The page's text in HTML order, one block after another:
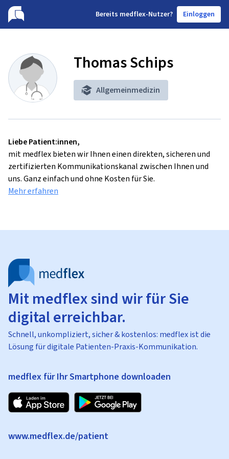
Bereits medflex-Nutzer? Einloggen
Thomas Schips
Allgemeinmedizin
Liebe Patient:innen,
mit medflex bieten wir Ihnen einen direkten, sicheren und
zertifizierten Kommunikationskanal zwischen Ihnen und
uns. Ganz einfach und ohne Kosten für Sie.
Mehr erfahren
Mit medflex sind wir für Sie
digital erreichbar.
Schnell, unkompliziert, sicher & kostenlos: medflex ist die
Lösung für digitale Patienten-Praxis-Kommunikation.
medflex für Ihr Smartphone downloaden
www.medflex.de/patient